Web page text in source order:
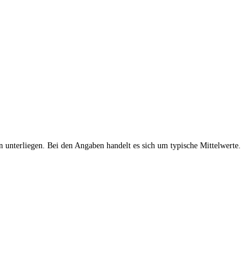
Bei den Angaben handelt es sich um typische Mittelwerte.